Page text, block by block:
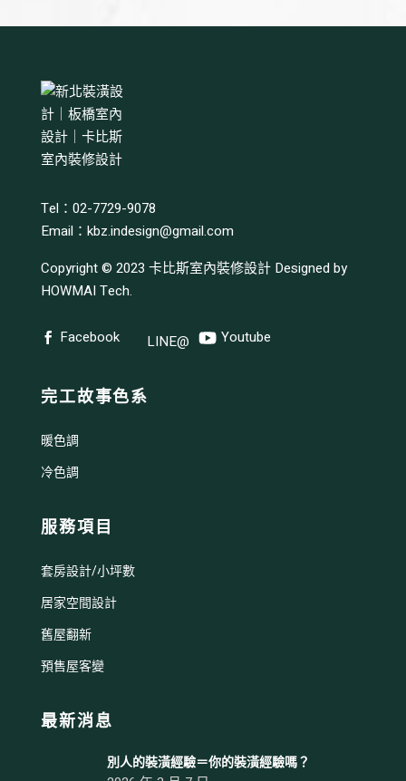
Tel：02-7729-9078
Email：kbz.indesign@gmail.com
Copyright © 2023卡比斯室內裝修設計 Designed by
HOWMAI Tech.
Facebook LINE@ Youtube
完工故事色系
暖色調
冷色調
服務項目
套房設計/小坪數
居家空間設計
舊屋翻新
預售屋客變
最新消息
別人的裝潢經驗＝你的裝潢經驗嗎？